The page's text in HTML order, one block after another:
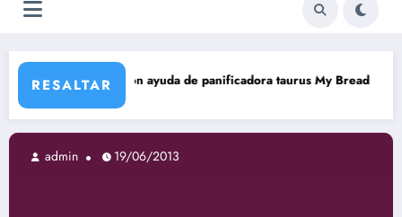
RESALTAR
ayuda de panificadora taurus My Bread Tartas árabes